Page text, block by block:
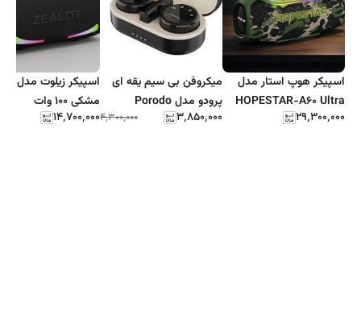
اسپیکر هوپ استار مدل
HOPESTAR-A60 Ultra
ظرفیت ۴۵۰ وات
۲۹٬۳۰۰٬۰۰۰
میکروفن بی سیم یقه ای
پرودو مدل Porodo
Lavalier Microphones
۳٬۸۵۰٬۰۰۰ ۴٬۳۰۰٬۰۰۰
مشکی 100 وات
۱۴٬۷۰۰٬۰۰۰